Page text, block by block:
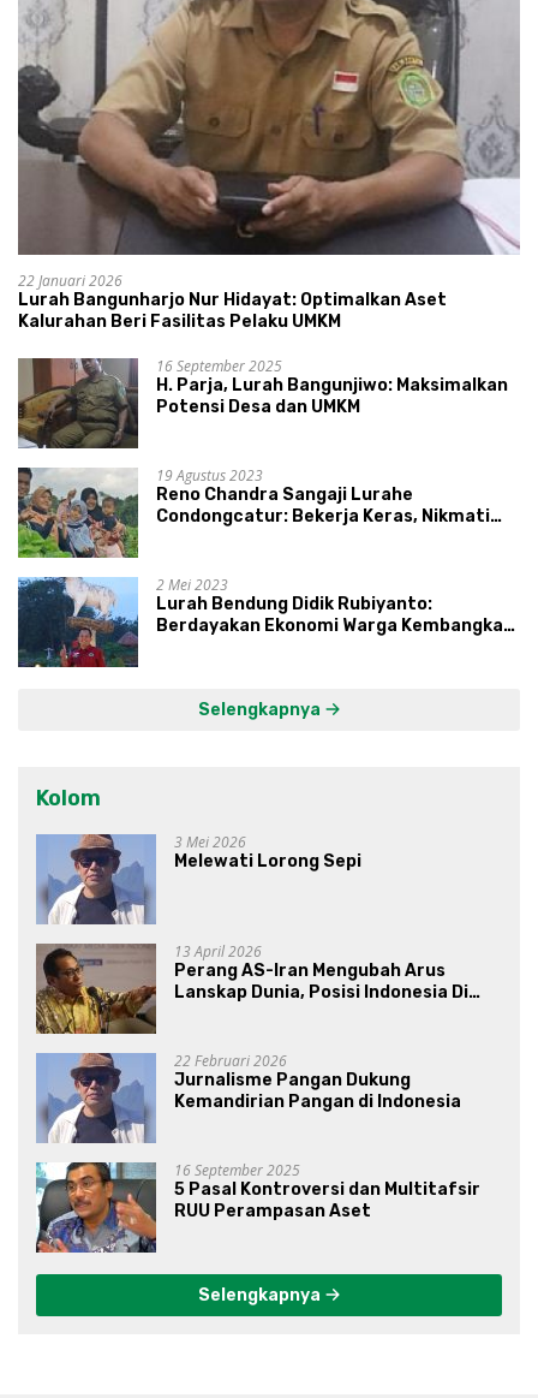
22 Januari 2026
Lurah Bangunharjo Nur Hidayat: Optimalkan Aset
Kalurahan Beri Fasilitas Pelaku UMKM
16 September 2025
H. Parja, Lurah Bangunjiwo: Maksimalkan
Potensi Desa dan UMKM
19 Agustus 2023
Reno Chandra Sangaji Lurahe
Condongcatur: Bekerja Keras, Nikmati
2 Mei 2023
Lurah Bendung Didik Rubiyanto:
Berdayakan Ekonomi Warga Kembangkan
Selengkapnya
Kolom
3 Mei 2026
Melewati Lorong Sepi
13 April 2026
Perang AS-Iran Mengubah Arus
Lanskap Dunia, Posisi Indonesia Di
22 Februari 2026
Jurnalisme Pangan Dukung
Kemandirian Pangan di Indonesia
16 September 2025
5 Pasal Kontroversi dan Multitafsir
RUU Perampasan Aset
Selengkapnya